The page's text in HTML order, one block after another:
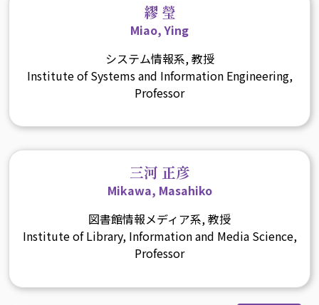
繆 瑩
Miao, Ying
システム情報系, 教授
Institute of Systems and Information Engineering,
Professor
三河 正彦
Mikawa, Masahiko
図書館情報メディア系, 教授
Institute of Library, Information and Media Science,
Professor